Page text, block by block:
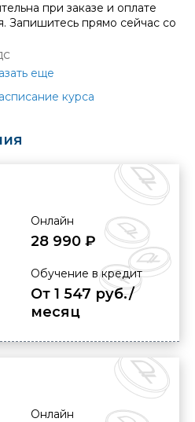
при заказе и оплате
Запишитесь прямо сейчас со
еще
курса
Онлайн
28 990 ₽
Обучение в кредит
От 1 547 руб./
месяц
Онлайн